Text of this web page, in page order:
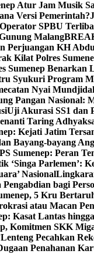
Atur Jam Musik
Versi Pemerintah?
SPBU
Malang
Perjuangan KH
Kilat Polres
Sumenep Benarkan
Syukuri Program
Nyai
Pangan Nasional:
Uji Akurasi SS1 dan
Taring
Kejati Jatim
Bayang-bayang
Sumenep: Peran
‘Singa Parlemen’:
Nasional
bagi
5 Kru
atau Macan
Kasat Lantas
Komitmen SKK
Lenteng Pecahkan
Penahanan